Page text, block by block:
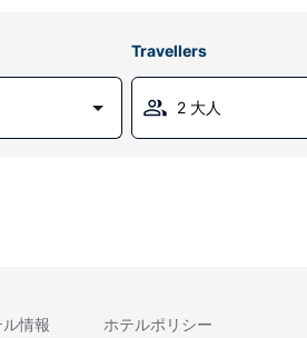
Travellers
2 大人
ル情報 ホテルポリシー